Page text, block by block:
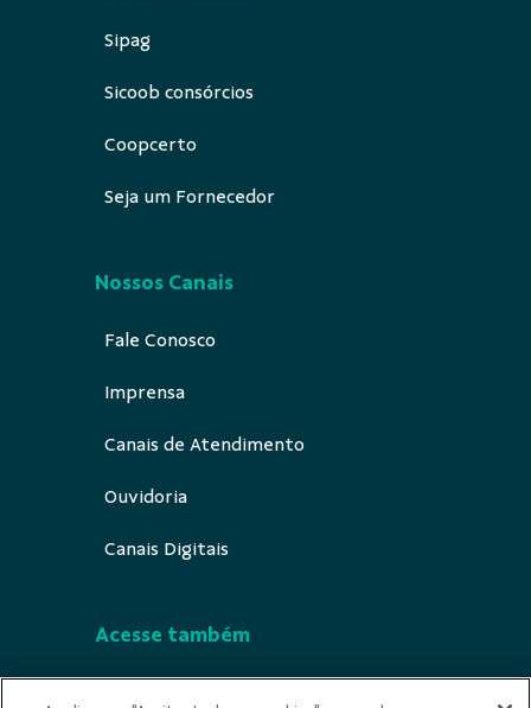
Sipag
Sicoob consórcios
Coopcerto
Seja um Fornecedor
Nossos Canais
Fale Conosco
Imprensa
Canais de Atendimento
Ouvidoria
Canais Digitais
Acesse também